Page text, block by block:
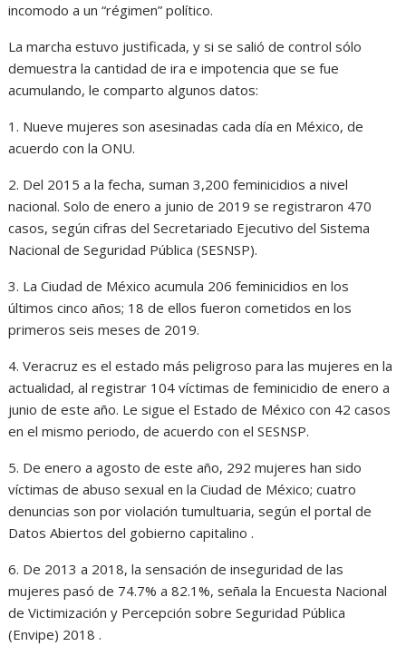
incomodo a un “régimen” político.
La marcha estuvo justificada, y si se salió de control sólo
demuestra la cantidad de ira e impotencia que se fue
acumulando, le comparto algunos datos:
1. Nueve mujeres son asesinadas cada día en México, de
acuerdo con la ONU.
2. Del 2015 a la fecha, suman 3,200 feminicidios a nivel
nacional. Solo de enero a junio de 2019 se registraron 470
casos, según cifras del Secretariado Ejecutivo del Sistema
Nacional de Seguridad Pública (SESNSP).
3. La Ciudad de México acumula 206 feminicidios en los
últimos cinco años; 18 de ellos fueron cometidos en los
primeros seis meses de 2019.
4. Veracruz es el estado más peligroso para las mujeres en la
actualidad, al registrar 104 víctimas de feminicidio de enero a
junio de este año. Le sigue el Estado de México con 42 casos
en el mismo periodo, de acuerdo con el SESNSP.
5. De enero a agosto de este año, 292 mujeres han sido
víctimas de abuso sexual en la Ciudad de México; cuatro
denuncias son por violación tumultuaria, según el portal de
Datos Abiertos del gobierno capitalino .
6. De 2013 a 2018, la sensación de inseguridad de las
mujeres pasó de 74.7% a 82.1%, señala la Encuesta Nacional
de Victimización y Percepción sobre Seguridad Pública
(Envipe) 2018 .